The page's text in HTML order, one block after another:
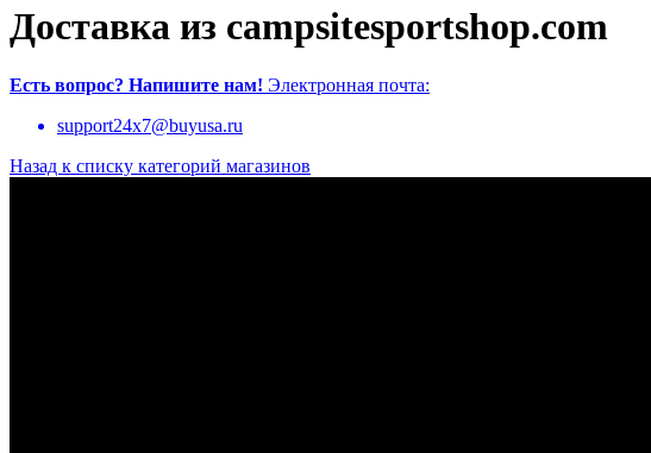
Доставка из campsitesportshop.com
Есть вопрос? Напишите нам! Электронная почта:
support24x7@buyusa.ru
Назад к списку категорий магазинов